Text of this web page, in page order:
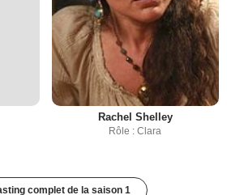
Rachel Shelley
Rôle : Clara
complet de la saison 1